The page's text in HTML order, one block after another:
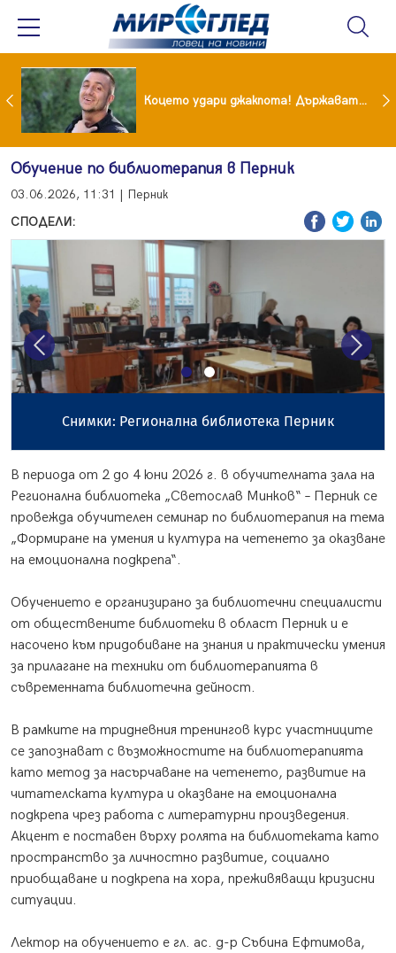
Тишина преди бурята! Защо Саня Армутлиева продължава да мълчи за раздялата с Дара? Коцето удари джакпота! Държавата му плаща 95 000 евро
Обучение по библиотерапия в Перник
03.06.2026, 11:31 | Перник
СПОДЕЛИ:
Регионална библиотека Перник
Previous Next
В периода от 2 до 4 юни 2026 г. в обучителната зала на
Регионална библиотека „Светослав Минков“ – Перник се
провежда обучителен семинар по библиотерапия на тема
„Формиране на умения и култура на четенето за оказване
на емоционална подкрепа“.
Обучението е организирано за библиотечни специалисти
от обществените библиотеки в област Перник и е
насочено към придобиване на знания и практически умения
за прилагане на техники от библиотерапията в
съвременната библиотечна дейност.
В рамките на тридневния тренингов курс участниците
се запознават с възможностите на библиотерапията
като метод за насърчаване на четенето, развитие на
читателската култура и оказване на емоционална
подкрепа чрез работа с литературни произведения.
Акцент е поставен върху ролята на библиотеката като
пространство за личностно развитие, социално
приобщаване и подкрепа на хора, преживяващи кризисни
ситуации.
Лектор на обучението е гл. ас. д-р Събина Ефтимова,